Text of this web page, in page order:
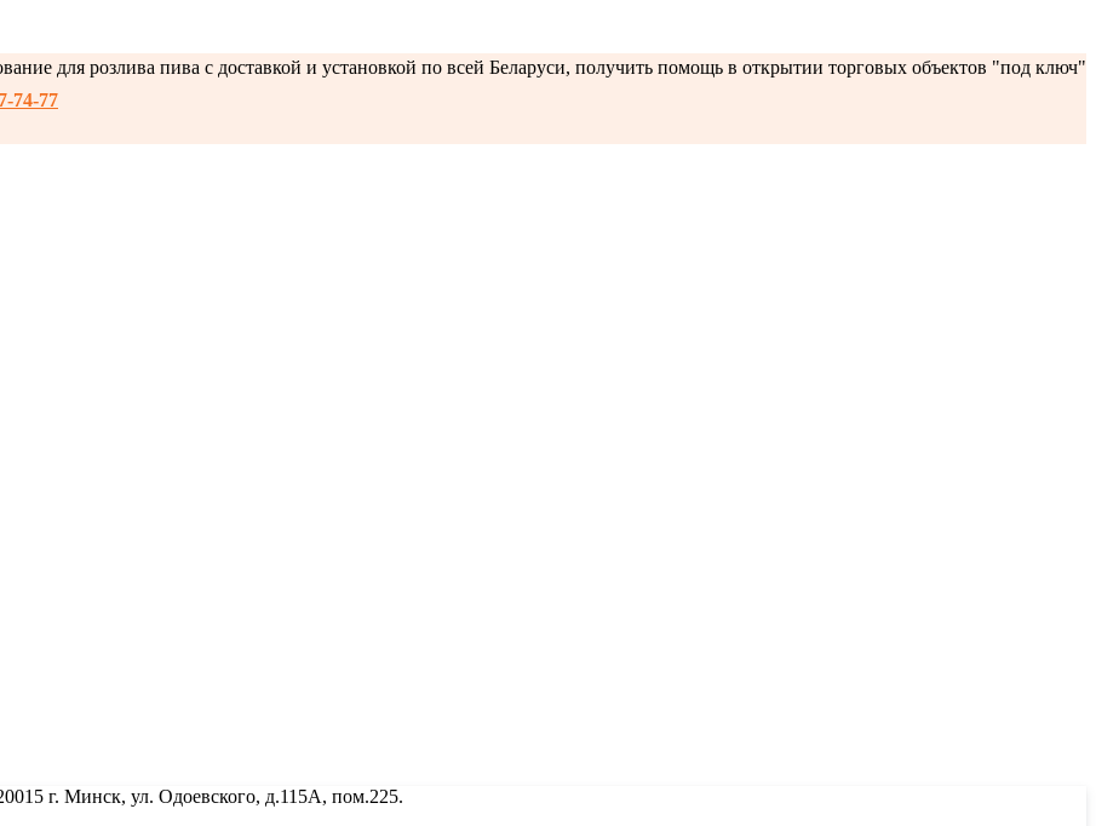
для розлива пива с доставкой и установкой по всей Беларуси, получить помощь в открытии торговых объектов "под ключ"
74-77
г. Минск, ул. Одоевского, д.115А, пом.225.